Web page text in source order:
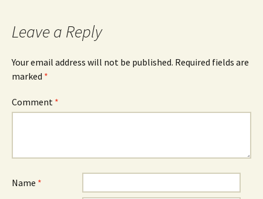
Leave a Reply
Your email address will not be published. Required fields are
marked *
Comment *
Name *